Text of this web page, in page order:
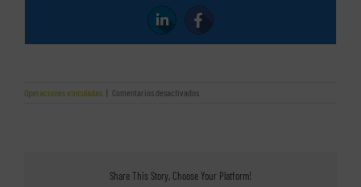
Operaciones vinculadas | Comentarios desactivadosen
Share This Story, Choose Your Platform!